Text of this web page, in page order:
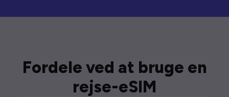
Fordele ved at bruge en
rejse-eSIM